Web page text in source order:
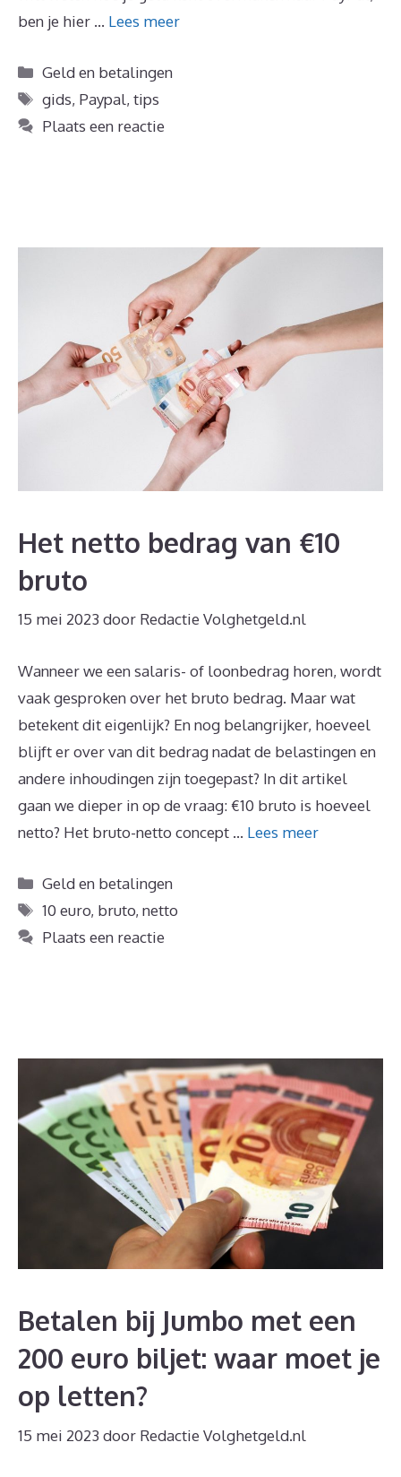
ben je hier … Lees meer
Categorieën
Geld en betalingen
Tags
gids, Paypal,tips
Plaats een reactie
Het netto bedrag van €10
bruto
15 mei 2023 door Redactie Volghetgeld.nl
Wanneer we een salaris- of loonbedrag horen, wordt
vaak gesproken over het bruto bedrag. Maar wat
betekent dit eigenlijk? En nog belangrijker, hoeveel
blijft er over van dit bedrag nadat de belastingen en
andere inhoudingen zijn toegepast? In dit artikel
gaan we dieper in op de vraag: €10 bruto is hoeveel
netto? Het bruto-netto concept … Lees meer
Categorieën
Geld en betalingen
Tags
10 euro, bruto,netto
Plaats een reactie
Betalen bij Jumbo met een
200 euro biljet: waar moet je
op letten?
15 mei 2023 door Redactie Volghetgeld.nl